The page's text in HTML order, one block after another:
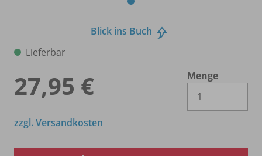
Blick ins Buch
Lieferbar
27,95 €
Menge
zzgl. Versandkosten